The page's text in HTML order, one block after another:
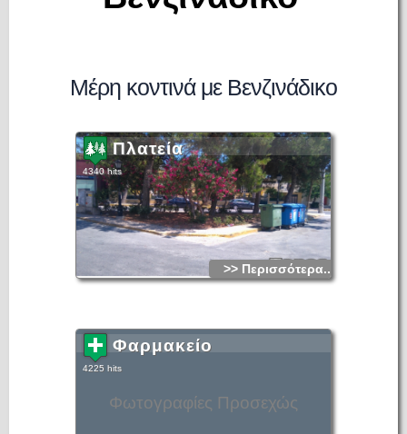
Μέρη κοντινά με Βενζινάδικο
Πλατεία
4340 hits
>> Περισσότερα...
Φωτογραφίες Προσεχώς
Φαρμακείο
4225 hits